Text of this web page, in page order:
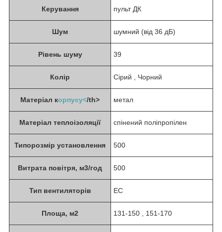
Керування пульт ДК
Шум шумний (від 36 дБ)
Рівень шуму 39
Колір Сірий , Чорний
Матеріал корпусу</th> метал
Матеріал теплоізоляції спінений поліпропілен
Типорозмір установлення 500
Витрата повітря, м3/год 500
Тип вентиляторів EC
Площа, м2 131-150 , 151-170